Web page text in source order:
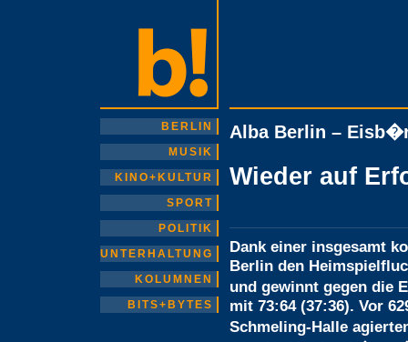
BERLIN
MUSIK
KINO+KULTUR
SPORT
POLITIK
UNTERHALTUNG
KOLUMNEN
BITS+BYTES
Alba Berlin –
Wieder auf
Dank einer insgesamt
Berlin den
und gewinnt gegen die
mit 73:64 (37:36). Vor
Schmeling-Halle